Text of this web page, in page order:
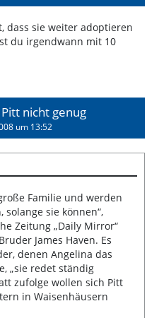
dass sie weiter adoptieren
du irgendwann mit 10
nicht genug
um 13:52
Familie und werden
sie können“,
Zeitung „Daily Mirror“
James Haven. Es
denen Angelina das
„sie redet ständig
zufolge wollen sich Pitt
in Waisenhäusern